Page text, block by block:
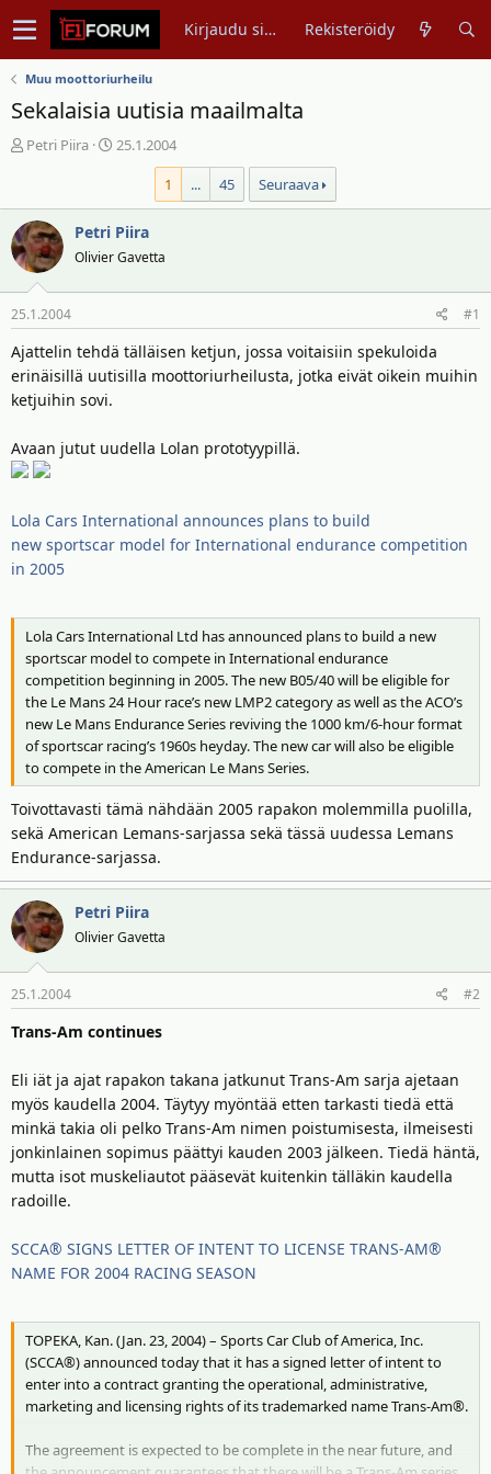
Kirjaudu sisään Rekisteröidy
Muu moottoriurheilu
Sekalaisia uutisia maailmalta
V
s
t
i
k
e
t
u
n
a
o
i
t
a
Petri Piira
A
i
t
u
p
i
v
ä
ä
25.1.2004
1
... 45 Seuraava
Petri Piira
Olivier Gavetta
25.1.2004 #1
Ajattelin tehdä tälläisen ketjun, jossa voitaisiin spekuloida
erinäisillä uutisilla moottoriurheilusta, jotka eivät oikein muihin
ketjuihin sovi.
Avaan jutut uudella Lolan prototyypillä.
Lola Cars International announces plans to build
new sportscar model for International endurance competition
in 2005
Lola Cars International Ltd has announced plans to build a new
sportscar model to compete in International endurance
competition beginning in 2005. The new B05/40 will be eligible for
the Le Mans 24 Hour race’s new LMP2 category as well as the ACO’s
new Le Mans Endurance Series reviving the 1000 km/6-hour format
of sportscar racing’s 1960s heyday. The new car will also be eligible
to compete in the American Le Mans Series.
Toivottavasti tämä nähdään 2005 rapakon molemmilla puolilla,
sekä American Lemans-sarjassa sekä tässä uudessa Lemans
Endurance-sarjassa.
Petri Piira
Olivier Gavetta
25.1.2004 #2
Trans-Am continues
Eli iät ja ajat rapakon takana jatkunut Trans-Am sarja ajetaan
myös kaudella 2004. Täytyy myöntää etten tarkasti tiedä että
minkä takia oli pelko Trans-Am nimen poistumisesta, ilmeisesti
jonkinlainen sopimus päättyi kauden 2003 jälkeen. Tiedä häntä,
mutta isot muskeliautot pääsevät kuitenkin tälläkin kaudella
radoille.
SCCA® SIGNS LETTER OF INTENT TO LICENSE TRANS-AM®
NAME FOR 2004 RACING SEASON
TOPEKA, Kan. (Jan. 23, 2004) – Sports Car Club of America, Inc.
(SCCA®) announced today that it has a signed letter of intent to
enter into a contract granting the operational, administrative,
marketing and licensing rights of its trademarked name Trans-Am®.
The agreement is expected to be complete in the near future, and